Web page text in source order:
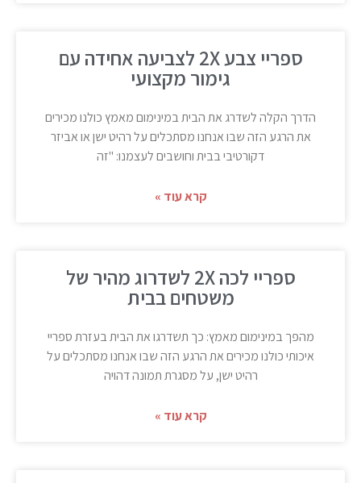
ספריי צבע 2X לצביעה אחידה עם
גימור מקצועי
הדרך הקלה לשדרג את הבית במינימום מאמץ כולנו מכירים
את הרגע הזה שבו אנחנו מסתכלים על רהיט ישן או אביזר
דקורטיבי בבית וחושבים לעצמנו: "זה
קרא עוד »
ספריי לכה 2X לשדרוג מהיר של
משטחים בבית
מהפך במינימום מאמץ: כך תשדרגו את הבית בעזרת ספריי
איכותי כולנו מכירים את הרגע הזה שבו אנחנו מסתכלים על
רהיט ישן, על מסגרת תמונה דהויה
קרא עוד »